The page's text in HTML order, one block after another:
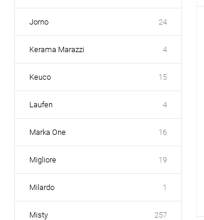
Jorno 24
Kerama Marazzi 4
Keuco 15
Laufen 4
Marka One 16
Migliore 19
Milardo 1
Misty 257